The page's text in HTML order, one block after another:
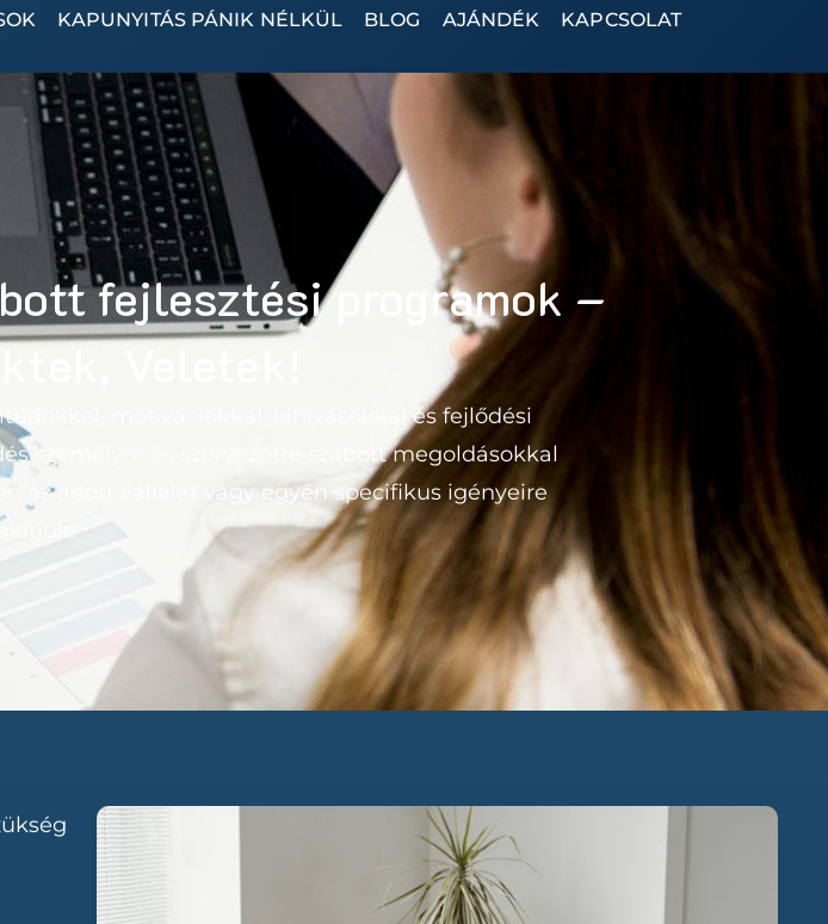
KAPUNYITÁS PÁNIK NÉLKÜL BLOG AJÁNDÉK KAPCSOLAT
fejlesztési programok –
Veletek!
motivációkkal, kihívásokkal és fejlődési
személyre és szervezetre szabott megoldásokkal
az adott vállalat vagy egyén specifikus igényeire